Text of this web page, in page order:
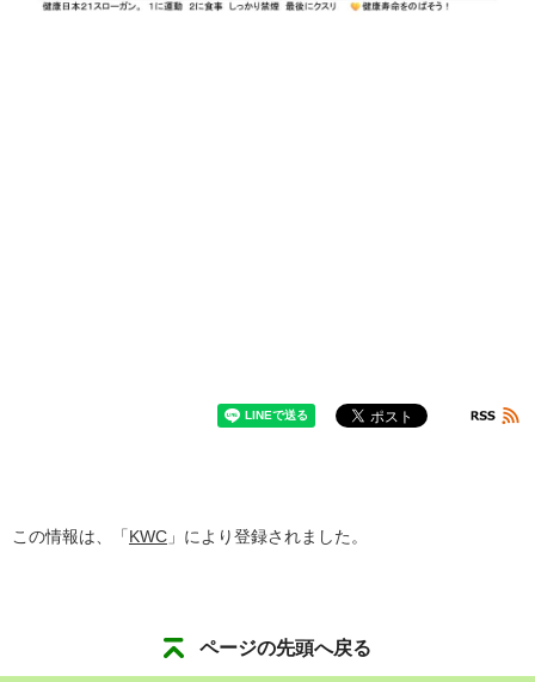
この情報は、「KWC 」により登録されました。
ページの先頭へ戻る